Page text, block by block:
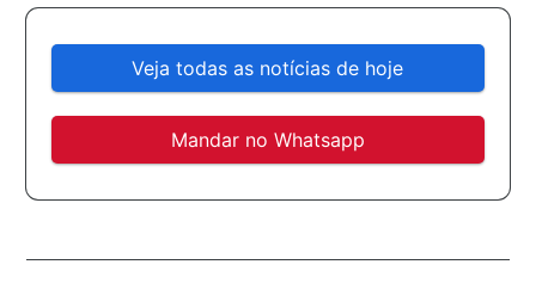
Veja todas as notícias de hoje
Mandar no Whatsapp